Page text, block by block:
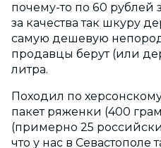
почему-то по 60 рублей
за качества так шкуру
самую дешевую
продавцы берут (или
литра.
Походил по
пакет ряженки (400
(примерно 25
что у нас в Севастополе